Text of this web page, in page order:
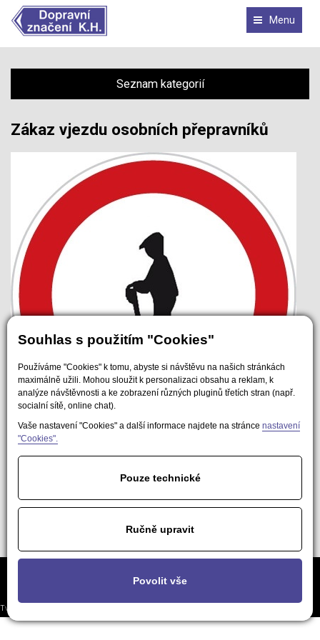
Souhlas s použitím "Cookies"
Používáme "Cookies" k tomu, abyste si návštěvu na našich stránkách
maximálně užili. Mohou sloužit k personalizaci obsahu a reklam, k
analýze návštěvnosti a ke zobrazení různých pluginů třetích stran (např.
socialní sítě, online chat).
Vaše nastavení "Cookies" a další informace najdete na stránce nastavení
"Cookies".
Pouze technické
Ručně upravit
Povolit vše
Menu
Seznam kategorií
Zákaz vjezdu osobních přepravníků
LLM nástroje
Tvorba responzivních webů a eshopů